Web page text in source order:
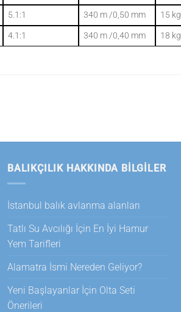
5.1:1 340 m /0,50 mm 15 kg
4.1:1 340 m /0,40 mm 18 kg
BALIKÇILIK HAKKINDA BILGILER
İstanbul balık avlanma alanları
Tatlı Su Avcılığı İçin En İyi Hamur
Yem Tarifleri
Alamatra İsmi Nereden Geliyor?
Yeni Başlayanlar İçin Olta Seti
Önerileri